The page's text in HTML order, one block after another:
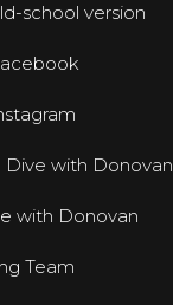
school version
Dive with Donovan
with Donovan
Team